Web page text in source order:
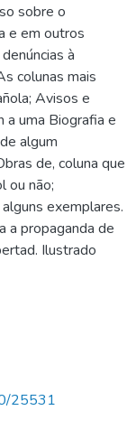
sobre o
e em outros
à
colunas mais
Avisos e
a uma Biografia e
algum
de, coluna que
ou não;
exemplares.
a propaganda de
Ilustrado
25531